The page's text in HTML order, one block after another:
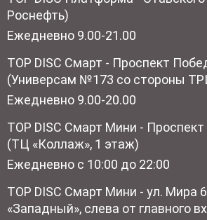
Роснефть)
Ежедневно 9.00-21.00
TOP DISC Смарт - Проспект
(Универсам №173 со стороны
Ежедневно 9.00-20.00
TOP DISC Смарт Мини -
(ТЦ «Коллаж», 1 этаж)
Ежедневно с 10:00 до 22:00
TOP DISC Смарт Мини - ул. Мира
«Западный», слева от главного